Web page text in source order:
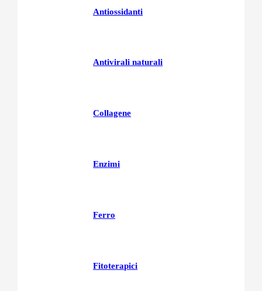
Antiossidanti
Antivirali naturali
Collagene
Enzimi
Ferro
Fitoterapici